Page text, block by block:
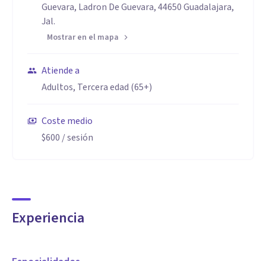
Guevara, Ladron De Guevara, 44650 Guadalajara,
Jal.
Mostrar en el mapa
Atiende a
Adultos, Tercera edad (65+)
Coste medio
$600 / sesión
Experiencia